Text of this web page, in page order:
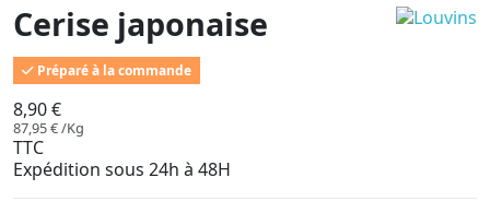
Cerise japonaise
Préparé à la commande
8,90 €
87,95 € /Kg
TTC
Expédition sous 24h à 48H